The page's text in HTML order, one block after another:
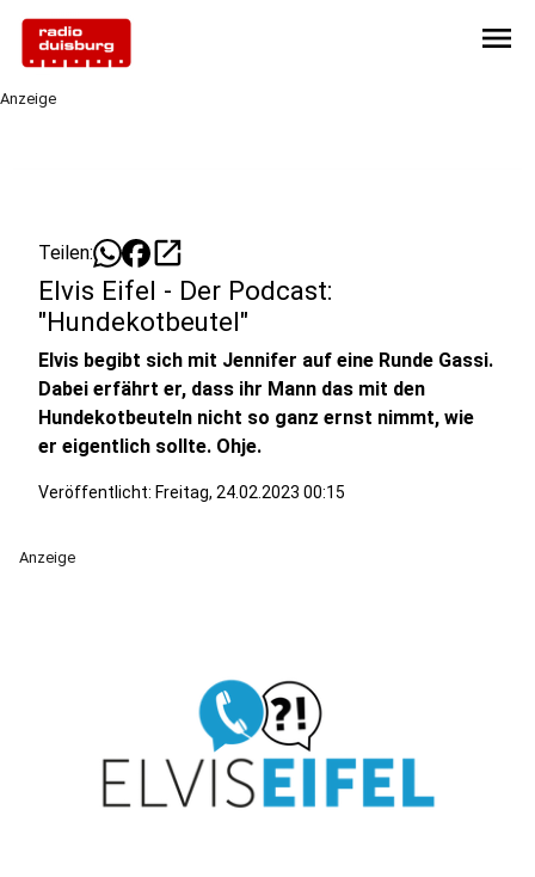
menu
Anzeige
Teilen: open_in_new
Elvis Eifel - Der Podcast:
"Hundekotbeutel"
Elvis begibt sich mit Jennifer auf eine Runde Gassi.
Dabei erfährt er, dass ihr Mann das mit den
Hundekotbeuteln nicht so ganz ernst nimmt, wie
er eigentlich sollte. Ohje.
Veröffentlicht: Freitag, 24.02.2023 00:15
Anzeige